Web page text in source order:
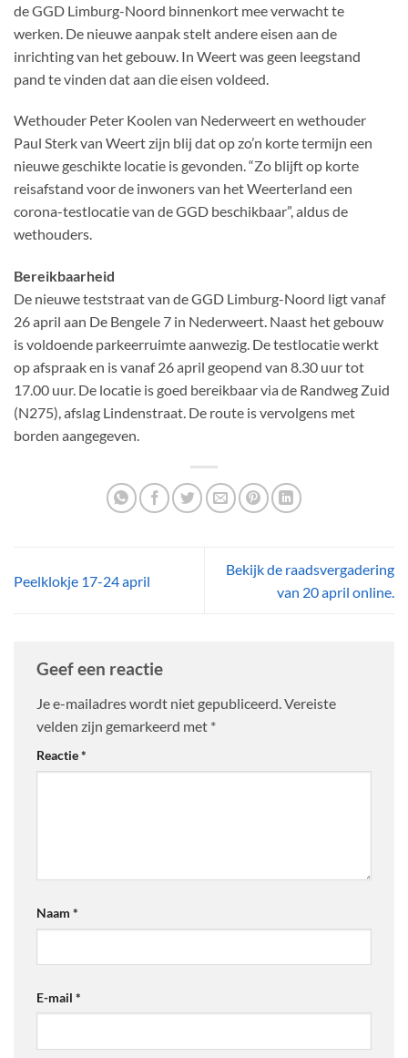
de GGD Limburg-Noord binnenkort mee verwacht te
werken. De nieuwe aanpak stelt andere eisen aan de
inrichting van het gebouw. In Weert was geen leegstand
pand te vinden dat aan die eisen voldeed.
Wethouder Peter Koolen van Nederweert en wethouder
Paul Sterk van Weert zijn blij dat op zo’n korte termijn een
nieuwe geschikte locatie is gevonden. “Zo blijft op korte
reisafstand voor de inwoners van het Weerterland een
corona-testlocatie van de GGD beschikbaar”, aldus de
wethouders.
Bereikbaarheid
De nieuwe teststraat van de GGD Limburg-Noord ligt vanaf
26 april aan De Bengele 7 in Nederweert. Naast het gebouw
is voldoende parkeerruimte aanwezig. De testlocatie werkt
op afspraak en is vanaf 26 april geopend van 8.30 uur tot
17.00 uur. De locatie is goed bereikbaar via de Randweg Zuid
(N275), afslag Lindenstraat. De route is vervolgens met
borden aangegeven.
Peelklokje 17-24 april
Bekijk de raadsvergadering
van 20 april online.
Geef een reactie
Je e-mailadres wordt niet gepubliceerd.Vereiste
velden zijn gemarkeerd met *
Reactie*
Naam *
E-mail *